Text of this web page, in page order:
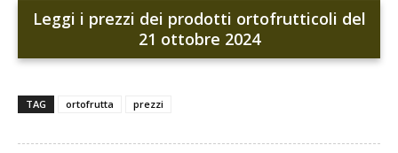
Leggi i prezzi dei prodotti ortofrutticoli del
21 ottobre 2024
TAG ortofrutta prezzi